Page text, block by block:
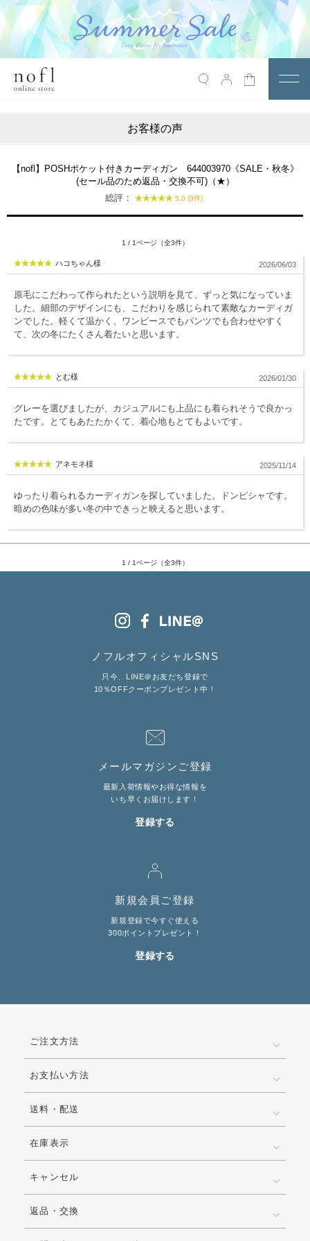
￥10,800税込以上で送料無料
アウター
サロペット
スカート
レギンス・インナー
服飾雑貨
ブランド
マイページ
お買い物カゴ
ご利用について
実店舗のご案内
LINE@お友だち登録で
10%OFFクーポンプレゼント中!
お客様の声
【nofl】POSHポケット付きカーディガン 644003970《SALE・秋冬》
(セール品のため返品・交換不可)（★）
総評：
5.0 (3件)
1 / 1ページ（全3件）
ハコちゃん様 2026/06/03
原毛にこだわって作られたという説明を見て、ずっと気になっていま
した。細部のデザインにも、こだわりを感じられて素敵なカーディガ
ンでした。軽くて温かく、ワンピースでもパンツでも合わせやすく
て、次の冬にたくさん着たいと思います。
とむ様 2026/01/30
グレーを選びましたが、カジュアルにも上品にも着られそうで良かっ
たです。とてもあたたかくて、着心地もとてもよいです。
アネモネ様 2025/11/14
ゆったり着られるカーディガンを探していました。ドンピシャです。
暗めの色味が多い冬の中できっと映えると思います。
1 / 1ページ（全3件）
ノフルオフィシャルSNS
只今、LINE＠お友だち登録で
10％OFFクーポンプレゼント中！
メールマガジンご登録
最新入荷情報やお得な情報を
いち早くお届けします！
登録する
新規会員ご登録
新規登録で今すぐ使える
300ポイントプレゼント！
登録する
ご注文方法
お支払い方法
送料・配送
在庫表示
キャンセル
返品・交換